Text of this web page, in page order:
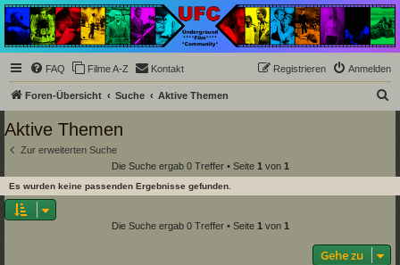
Underground Film
Community
Die Underground Film Community ist ein deutschsprachiges Filmforum und ein Paradies
für Cineasten und Filmsüchtige jenseits des Mainstreams.
FAQ Filme A-Z Kontakt Anmelden
Registrieren
Foren-Übersicht Suche Aktive Themen
e
Aktive Themen
Zur erweiterten Suche
Die Suche ergab 0 Treffer • Seite 1 von 1
Es wurden keine passenden Ergebnisse gefunden.
Die Suche ergab 0 Treffer • Seite 1 von 1
Gehe zu